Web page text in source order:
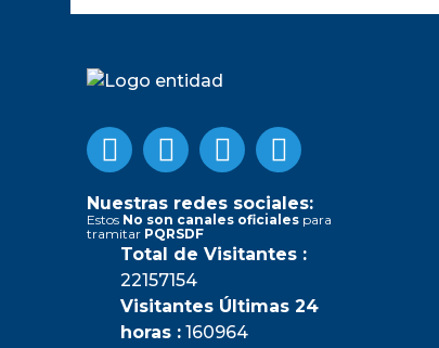
Nuestras redes sociales:
Estos No son canales oficiales para
tramitar PQRSDF
Total de Visitantes :
22157154
Visitantes Últimas 24
horas : 160964